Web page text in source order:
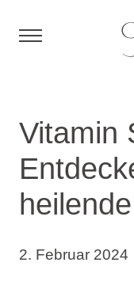
Hotels und
Vitamin
2. Februar 2024